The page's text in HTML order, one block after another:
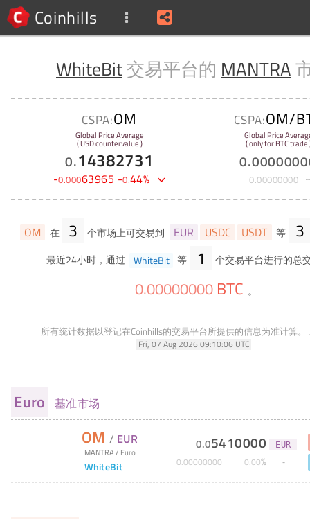
Coinhills
WhiteBit交易平台的 MANTRA
CSPA:OM
Global Price Average
( USD countervalue )
0.14382731
-0.00063965 -0.44%
CSPA:OM/
Global Price
( only for BTC trade
0.
0.00000000
OM 在 3 个市场上可交易到 EUR USDC USDT 等 3
最近24小时，通过 WhiteBit 等 1 个交易平台进行的总
0.00000000 BTC 。
所有统计数据以登记在Coinhills的交易平台所提供的信息为准计算。
Fri, 07 Aug 2026 09:10:06 UTC
Euro 基准市场
OM / EUR
MANTRA/ Euro
WhiteBit
0.05410000 EUR
0.00000000 0.00%